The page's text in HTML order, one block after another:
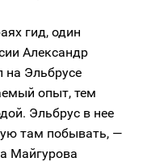
гид, один
Александр
на Эльбрусе
опыт, тем
Эльбрус в нее
там побывать, —
Майгурова